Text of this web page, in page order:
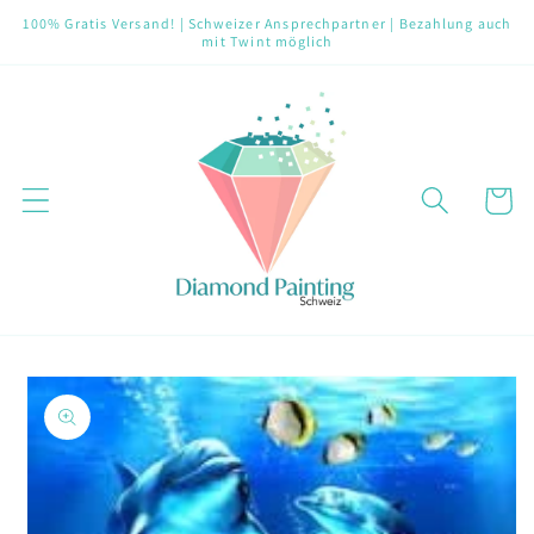
zum
100% Gratis Versand! | Schweizer Ansprechpartner | Bezahlung auch
mit Twint möglich